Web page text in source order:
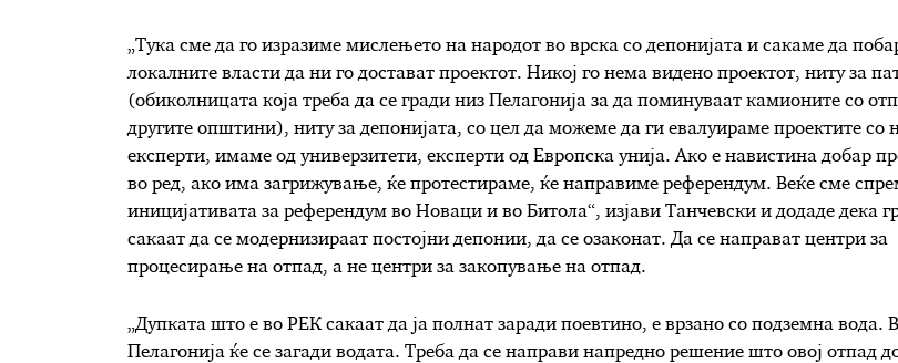
„Тука сме да го изразиме мислењето на народот во врска со депонијата и сакаме да
локалните власти да ни го достават проектот. Никој го нема видено проектот, ниту за
(обиколницата која треба да се гради низ Пелагонија за да поминуваат камионите со
другите општини), ниту за депонијата, со цел да можеме да ги евалуираме проектите со
експерти, имаме од универзитети, експерти од Европска унија. Ако е навистина добар
во ред, ако има загрижување, ќе протестираме, ќе направиме референдум. Веќе сме
иницијативата за референдум во Новаци и во Битола“, изјави Танчевски и додаде дека
сакаат да се модернизираат постојни депонии, да се озаконат. Да се направат центри за
процесирање на отпад, а не центри за закопување на отпад.
„Дупката што е во РЕК сакаат да ја полнат заради поевтино, е врзано со подземна вода.
Пелагонија ќе се загади водата. Треба да се направи напредно решение што овој отпад